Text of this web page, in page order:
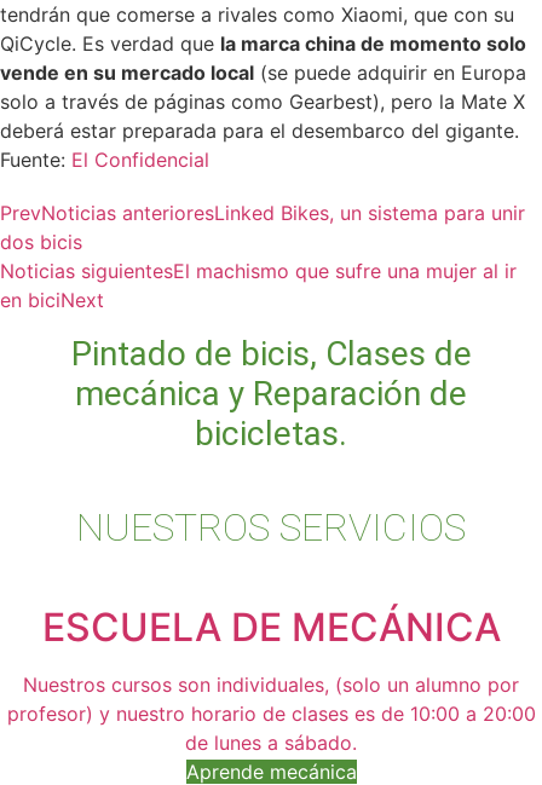
tendrán que comerse a rivales como Xiaomi, que con su
QiCycle. Es verdad que la marca china de momento solo
vende en su mercado local (se puede adquirir en Europa
solo a través de páginas como Gearbest), pero la Mate X
deberá estar preparada para el desembarco del gigante.
Fuente: El Confidencial
PrevNoticias anterioresLinked Bikes, un sistema para unir
dos bicis
Noticias siguientesEl machismo que sufre una mujer al ir
en biciNext
Pintado de bicis, Clases de
mecánica y Reparación de
bicicletas.
NUESTROS SERVICIOS
ESCUELA DE MECÁNICA
Nuestros cursos son individuales, (solo un alumno por
profesor) y nuestro horario de clases es de 10:00 a 20:00
de lunes a sábado.
Aprende mecánica